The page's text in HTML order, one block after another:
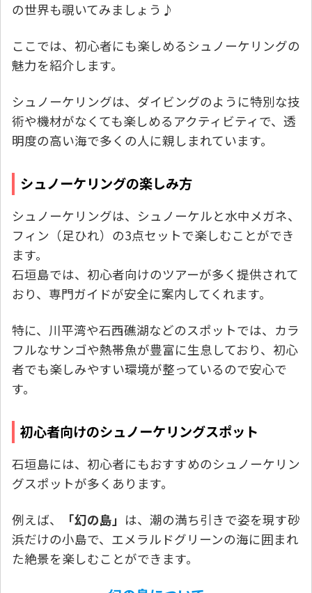
の世界も覗いてみましょう♪
ここでは、初心者にも楽しめるシュノーケリングの
魅力を紹介します。
シュノーケリングは、ダイビングのように特別な技
術や機材がなくても楽しめるアクティビティで、透
明度の高い海で多くの人に親しまれています。
シュノーケリングの楽しみ方
シュノーケリングは、シュノーケルと水中メガネ、
フィン（足ひれ）の3点セットで楽しむことができ
ます。
石垣島では、初心者向けのツアーが多く提供されて
おり、専門ガイドが安全に案内してくれます。
特に、川平湾や石西礁湖などのスポットでは、カラ
フルなサンゴや熱帯魚が豊富に生息しており、初心
者でも楽しみやすい環境が整っているので安心で
す。
初心者向けのシュノーケリングスポット
石垣島には、初心者にもおすすめのシュノーケリン
グスポットが多くあります。
例えば、 「幻の島」 は、潮の満ち引きで姿を現す砂
浜だけの小島で、エメラルドグリーンの海に囲まれ
た絶景を楽しむことができます。